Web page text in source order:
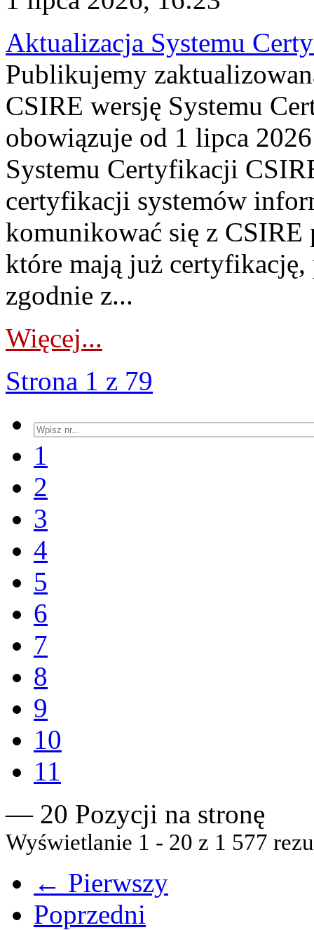
Aktualizacja Systemu
Publikujemy
CSIRE wersję Systemu
obowiązuje od 1 lipca
Systemu Certyfikacji
certyfikacji systemów
komunikować się z
które mają już
zgodnie z...
Więcej...
Strona 1 z 79
1
2
3
4
5
6
7
8
9
10
11
— 20 Pozycji na stronę
Wyświetlanie 1 - 20 z 1 577
← Pierwszy
Poprzedni